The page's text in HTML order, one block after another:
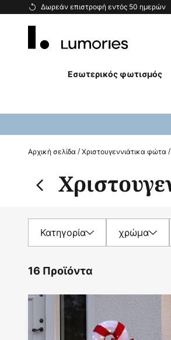
Δωρεάν επιστροφή εντός 50 ημερών
Μετάβαση
Εσωτερικός φωτισμός
Αρχική σελίδα Χριστουγεννιάτικα φώτα
Κατηγορία χρώμα
16 Προϊόντα